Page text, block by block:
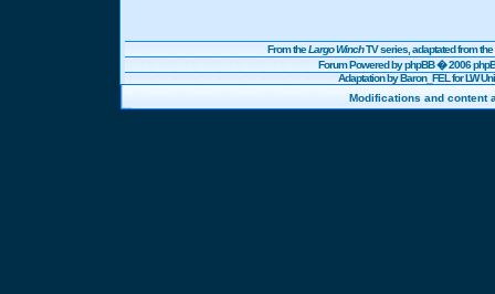
From theLargo WinchTV series, adaptated from
Forum Powered byphpBB� 2006
Adaptation by Baron_FEL for LW
Modifications and content